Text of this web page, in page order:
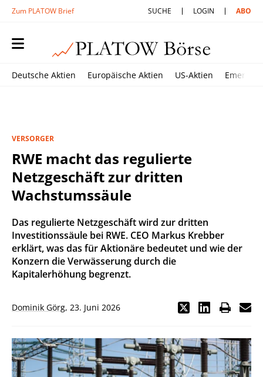
Zum PLATOW Brief SUCHE LOGIN ABO
Deutsche Aktien Europäische Aktien US-Aktien
VERSORGER
RWE macht das regulierte
Netzgeschäft zur dritten
Wachstumssäule
Das regulierte Netzgeschäft wird zur dritten
Investitionssäule bei RWE. CEO Markus Krebber
erklärt, was das für Aktionäre bedeutet und wie der
Konzern die Verwässerung durch die
Kapitalerhöhung begrenzt.
Dominik Görg, 23. Juni 2026